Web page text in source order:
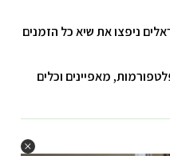
ניפצו את שיא כל הזמנים
מאפיינים וכלים